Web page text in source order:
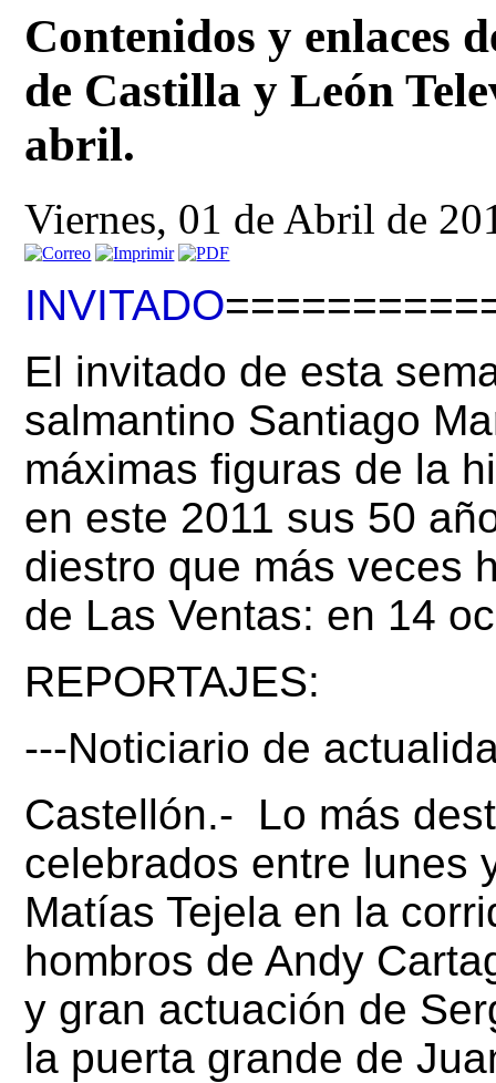
Contenidos y enlaces
de Castilla y León
abril.
Viernes, 01 de Abril de
INVITADO
El invitado de esta
salmantino Santiago
máximas figuras de la
en este 2011 sus 50
diestro que más veces
de Las Ventas: en 14
REPORTAJES:
---Noticiario de
Castellón.- Lo más
celebrados entre lunes
Matías Tejela en la
hombros de Andy
y gran actuación de
la puerta grande de